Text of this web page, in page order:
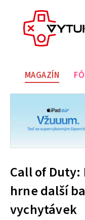
MAGAZÍN
Call of Duty:
hrne další
vychytávek